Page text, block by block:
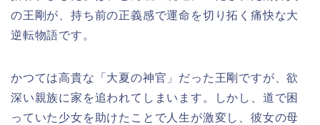
の王剛が、持ち前の正義感で運命を切り拓く痛快な大
逆転物語です。
かつては高貴な「大夏の神官」だった王剛ですが、欲
深い親族に家を追われてしまいます。しかし、道で困
っていた少女を助けたことで人生が激変し、彼女の母